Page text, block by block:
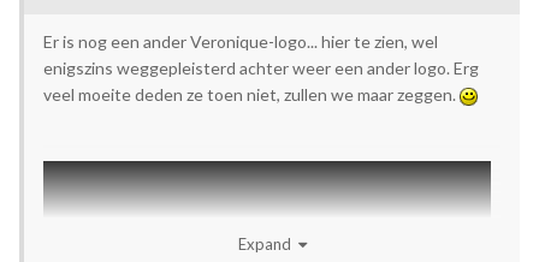
Er is nog een ander Veronique-logo... hier te zien, wel
enigszins weggepleisterd achter weer een ander logo. Erg
veel moeite deden ze toen niet, zullen we maar zeggen.
Expand